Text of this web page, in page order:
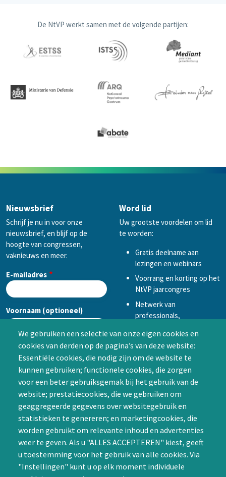
We gebruiken een selectie van onze eigen cookies en
cookies van derden op de pagina’s van deze website:
Essentiële cookies, die nodig zijn om de website te
kunnen gebruiken; functionele cookies, die zorgen
voor een beter gebruiksgemak bij het gebruik van de
website; prestatiecookies, die we gebruiken om
geaggregeerde gegevens over websitegebruik en
statistieken te genereren; en marketingcookies, die
worden gebruikt om relevante inhoud en advertenties
weer te geven. Als u "ALLES ACCEPTEREN" kiest, geeft
u toestemming voor het gebruik van alle cookies. Via
"Instellingen" kunt u op elk moment individuele
De NtVP werkt samen met de volgende partijen:
Nieuwsbrief
Schrijf je nu in voor onze
nieuwsbrief, en blijf op de
hoogte van congressen,
vaknieuws en meer.
E-mailadres
Voornaam (optioneel)
Achternaam (optioneel)
CAPTCHA
Word lid
Uw grootste voordelen om lid
te worden:
Gratis deelname aan
lezingen en webinars
Voorrang en korting op het
NtVP jaarcongres
Netwerk van
professionals,
samenwerken in een van
de Special Interest
Groepen (SIG’s) of zelf een
SIG initiëren
Word lid